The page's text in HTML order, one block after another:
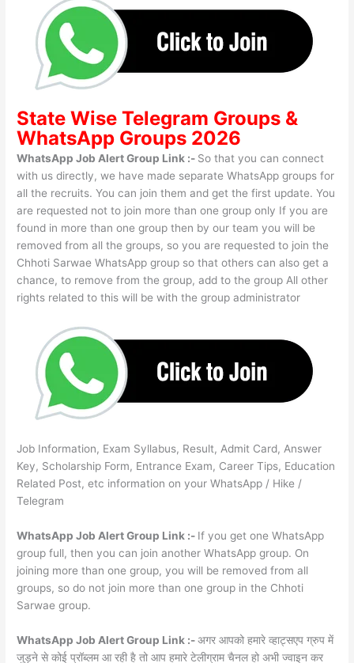
State WiseTelegram Groups &
WhatsApp Groups 2026
WhatsApp Job Alert Group Link :- So that you can connect
with us directly, we have made separate WhatsApp groups for
all the recruits. You can join them and get the first update. You
are requested not to join more than one group only If you are
found in more than one group then by our team you will be
removed from all the groups, so you are requested to join the
Chhoti Sarwae WhatsApp group so that others can also get a
chance, to remove from the group, add to the group All other
rights related to this will be with the group administrator
Job Information, Exam Syllabus, Result, Admit Card, Answer
Key, Scholarship Form, Entrance Exam, Career Tips, Education
Related Post, etc information on your WhatsApp / Hike /
Telegram
WhatsApp Job Alert Group Link :- If you get one WhatsApp
group full, then you can join another WhatsApp group. On
joining more than one group, you will be removed from all
groups, so do not join more than one group in the Chhoti
Sarwae group.
WhatsApp Job Alert Group Link :-अगर आपको हमारे व्हाट्सएप ग्रुप में
जुड़ने से कोई प्रॉब्लम आ रही है तो आप हमारे टेलीग्राम चैनल हो अभी ज्वाइन कर